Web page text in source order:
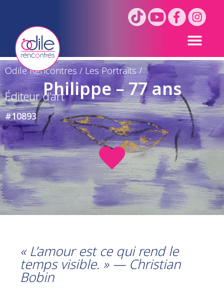
Odile Rencontres/Les Portraits/
Philippe – 77 ans
Éditeur d’art
#10893
« L’amour est ce qui rend le
temps visible. » — Christian
Bobin